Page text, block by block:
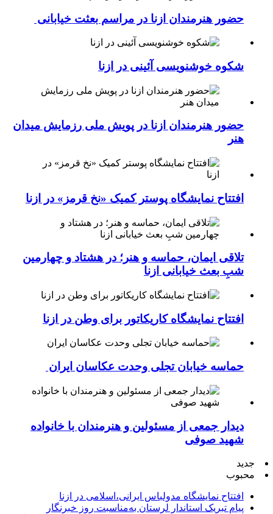
حضور هنرمندان ازنا در مراسم بعثت خیابانی
شکوه خوشنویسی آئینی در ازنا
حضور هنرمندان ازنا در پویش ملی رزمایش میدان
هنر
افتتاح نمایشگاه پوستر کمیک «نخ قرمز» در ازنا
تلاقی ایمان، حماسه و هنر؛ در هشتاد و چهارمین
شبِ بعث خیابانی ازنا
افتتاح نمایشگاه کاریکاتور برای وطن در ازنا
حماسه خیابان تجلی وحدت عکاسان ایران
دیدار جمعی از مسئولین و هنرمندان با خانواده
شهید صوفی
جدید
محبوب
افتتاح نمایشگاه مدولباس ایرانی،اسلامی در ازنا
پیام تبریک استاندار لرستان به‌مناسبت روز خبرنگار